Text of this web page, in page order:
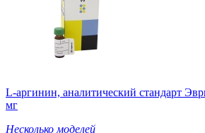
L-аргинин, аналитический стандарт
мг
Несколько моделей